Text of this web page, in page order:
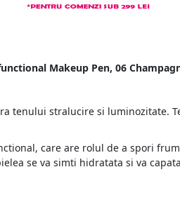
Makeup Pen, 06
tenului stralucire si luminozitate.
care are rolul de a spori
se va simti hidratata si va